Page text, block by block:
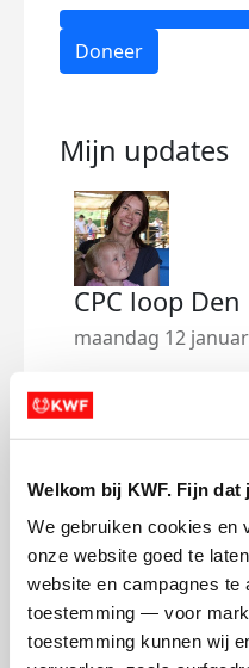
Welkom bij KWF. Fijn dat
We gebruiken cookies en
onze website goed te
website en campagnes
toestemming — voor
toestemming kunnen wij
Doneer
Mijn updates
CPC loop Den
maandag 12
Lieve allemaal,
jaarclub een halve
tijdens de CPC
tienen zetten wij
halen voor KWF
Voor mij is deze
Mijn moeder van